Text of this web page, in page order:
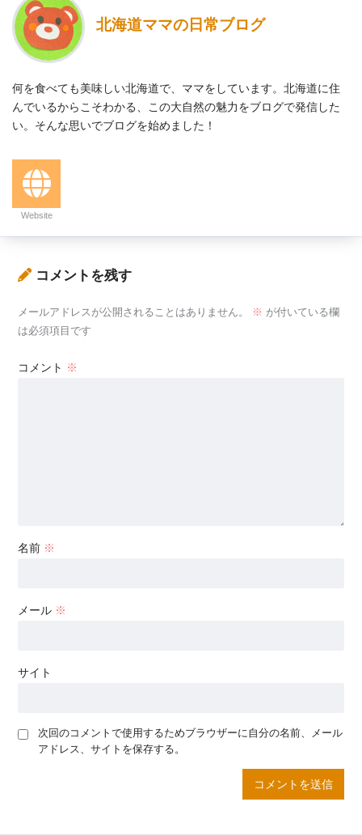
北海道ママの日常ブログ
何を食べても美味しい北海道で、ママをしています。北海道に住
んでいるからこそわかる、この大自然の魅力をブログで発信した
い。そんな思いでブログを始めました！
Website
コメントを残す
メールアドレスが公開されることはありません。 ※ が付いている欄
は必須項目です
コメント ※
名前 ※
メール ※
サイト
次回のコメントで使用するためブラウザーに自分の名前、メール
アドレス、サイトを保存する。